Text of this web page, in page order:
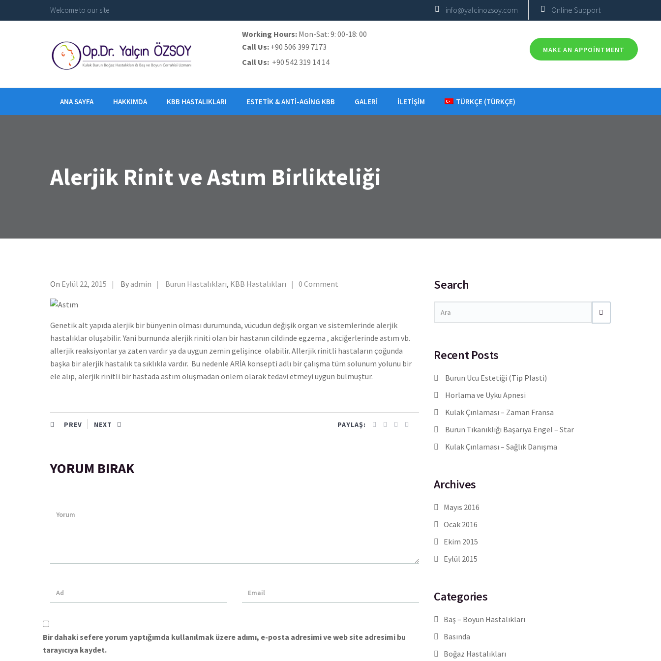
Welcome to our site info@yalcinozsoy.com Online Support
Working Hours: Mon-Sat: 9: 00-18: 00
Call Us: +90 506 399 7173
Call Us: +90 542 319 14 14
MAKE AN APPOINTMENT
ANA SAYFA HAKKIMDA KBB HASTALIKLARI ESTETIK & ANTI-AGING KBB GALERI İLETIŞIM TÜRKÇE (TÜRKÇE)
Alerjik Rinit ve Astım Birlikteliği
On Eylül 22, 2015 Byadmin Burun Hastalıkları, KBB Hastalıkları 0 Comment
Genetik alt yapıda alerjik bir bünyenin olması durumunda, vücudun değişik organ ve sistemlerinde alerjik
hastalıklar oluşabilir. Yani burnunda alerjik riniti olan bir hastanın cildinde egzema , akciğerlerinde astım vb.
allerjik reaksiyonlar ya zaten vardır ya da uygun zemin gelişince olabilir. Allerjik rinitli hastaların çoğunda
başka bir alerjik hastalık ta sıklıkla vardır. Bu nedenle ARİA konsepti adlı bir çalışma tüm solunum yolunu bir
ele alıp, alerjik rinitli bir hastada astım oluşmadan önlem olarak tedavi etmeyi uygun bulmuştur.
PREV NEXT PAYLAŞ:
YORUM BIRAK
Bir dahaki sefere yorum yaptığımda kullanılmak üzere adımı, e-posta adresimi ve web site adresimi bu
tarayıcıya kaydet.
Search
Recent Posts
Burun Ucu Estetiği (Tip Plasti)
Horlama ve Uyku Apnesi
Kulak Çınlaması – Zaman Fransa
Burun Tıkanıklığı Başarıya Engel – Star
Kulak Çınlaması – Sağlık Danışma
Archives
Mayıs 2016
Ocak 2016
Ekim 2015
Eylül 2015
Categories
Baş – Boyun Hastalıkları
Basında
Boğaz Hastalıkları